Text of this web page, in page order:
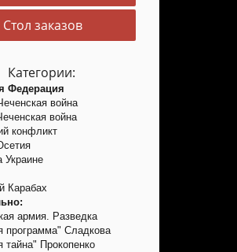
заказов
Категории:
Федерация
война
война
конфликт
Карабах
армия. Разведка
Сладкова
Прокопенко